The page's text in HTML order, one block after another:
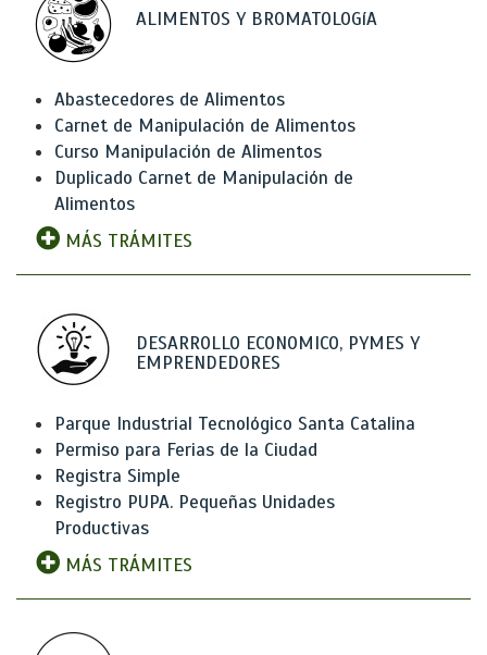
ALIMENTOS Y BROMATOLOGíA
Abastecedores de Alimentos
Carnet de Manipulación de Alimentos
Curso Manipulación de Alimentos
Duplicado Carnet de Manipulación de
Alimentos
MÁS TRÁMITES
DESARROLLO ECONOMICO, PYMES Y
EMPRENDEDORES
Parque Industrial Tecnológico Santa Catalina
Permiso para Ferias de la Ciudad
Registra Simple
Registro PUPA. Pequeñas Unidades
Productivas
MÁS TRÁMITES